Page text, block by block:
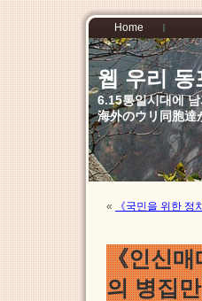
Home
웹 우리
6.15통일시대에
海外のウリ同胞達
« 《국민을 위한 정
《인신매
의 병집